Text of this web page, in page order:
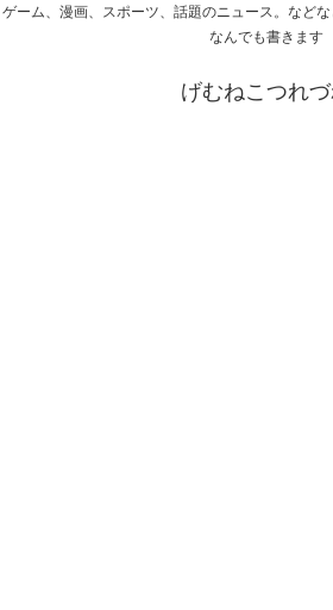
ゲーム、漫画、スポーツ、話題のニュース。など
なんでも書きます
げむねこつれ